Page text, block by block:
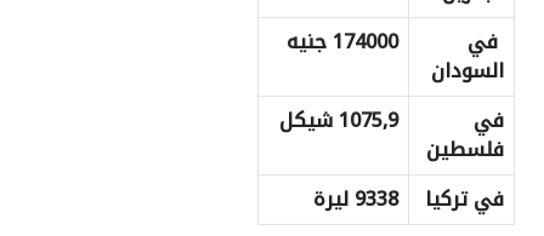
في
السودان
174000 جنيه
في
فلسطين
1075,9 شيكل
في تركيا 9338 ليرة